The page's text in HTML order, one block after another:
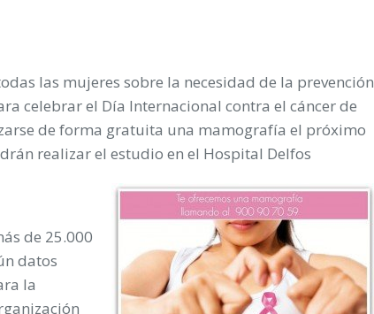
las mujeres sobre la necesidad de la prevención
celebrar el Día Internacional contra el cáncer de
de forma gratuita una mamografía el próximo
realizar el estudio en el Hospital Delfos
de 25.000
datos
la